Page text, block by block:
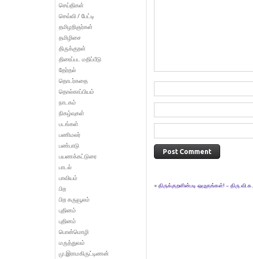
« திருக்குறளின்படி ஒழுகுங்கள்! – திரு.வி.க.
செய்திகள்
செவ்வி / பேட்டி
தமிழறிஞர்கள்
தமிழிசை
திருக்குறள்
திரைப்பட மதிப்பீடு
தேர்தல்
தொடர்கதை
தொல்காப்பியம்
நாடகம்
நிகழ்வுகள்
படங்கள்
பணிமலர்
பண்பாடு
பயணக்கட்டுரை
பாடல்
பாவியம்
பிற
பிற கருவூலம்
புதினம்
புதினம்
பொன்மொழி
மருத்துவம்
மு.இராமகிருட்டிணன்